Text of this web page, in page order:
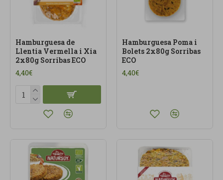
Hamburguesa de
Llentia Vermella i Xia
2x80g Sorribas ECO
4,40€
Hamburguesa Poma i
Bolets 2x80g Sorribas
ECO
4,40€